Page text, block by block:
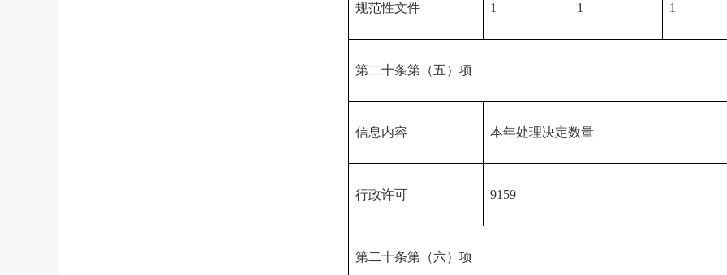
规范性文件 1 1 1
第二十条第（五）项
信息内容 本年处理决定数量
行政许可 9159
第二十条第（六）项